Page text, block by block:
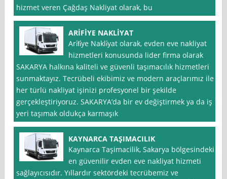
hizmet veren Çağdaş Nakliyat olarak, bu
ARİFİYE NAKLİYAT
Ari̇fi̇ye Nakli̇yat olarak, evden eve nakliyat
hizmetleri konusunda lider firma olarak
SAKARYA halkına kaliteli ve güvenli taşımacılık hizmetleri
sunmaktayız. Tecrübeli ekibimiz ve modern araçlarımız ile
her türlü nakliyat işinizi profesyonel bir şekilde
gerçekleştiriyoruz. SAKARYA’da bir ev değiştirmek ya da iş
yeri taşımak oldukça karmaşık
KAYNARCA TAŞIMACILIK
Kaynarca Taşimacilik, Sakarya bölgesindeki
en güvenilir evden eve nakliyat hizmeti
sağlayıcısıdır. Yıllardır sektördeki tecrübemiz ve